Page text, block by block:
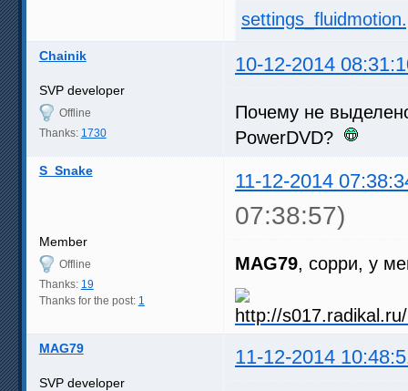
Chainik 10-12-2014
SVP developer
Offline
Thanks: 1730
Почему не
PowerDVD?
S_Snake 11-12-2014
07:38:57)
Member
Offline
Thanks: 19
Thanks for the post: 1
MAG79, сорри, у
MAG79 11-12-2014
SVP developer